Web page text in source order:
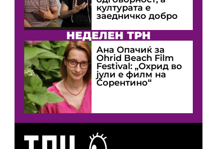
културата е
заедничко добро
НЕДЕЛЕН ТРН
Ана Опачиќ за
Оhrid Beach Film
Festival: „Охрид во
јули е филм на
Сорентино“